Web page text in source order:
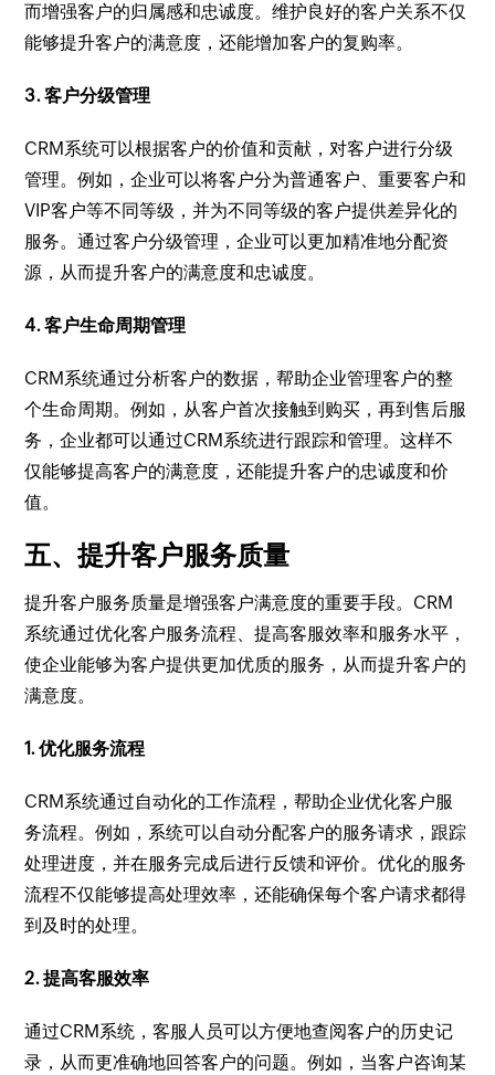
而增强客户的归属感和忠诚度。维护良好的客户关系不仅
能够提升客户的满意度，还能增加客户的复购率。
3. 客户分级管理
CRM系统可以根据客户的价值和贡献，对客户进行分级
管理。例如，企业可以将客户分为普通客户、重要客户和
VIP客户等不同等级，并为不同等级的客户提供差异化的
服务。通过客户分级管理，企业可以更加精准地分配资
源，从而提升客户的满意度和忠诚度。
4. 客户生命周期管理
CRM系统通过分析客户的数据，帮助企业管理客户的整
个生命周期。例如，从客户首次接触到购买，再到售后服
务，企业都可以通过CRM系统进行跟踪和管理。这样不
仅能够提高客户的满意度，还能提升客户的忠诚度和价
值。
五、提升客户服务质量
提升客户服务质量是增强客户满意度的重要手段。CRM
系统通过优化客户服务流程、提高客服效率和服务水平，
使企业能够为客户提供更加优质的服务，从而提升客户的
满意度。
1. 优化服务流程
CRM系统通过自动化的工作流程，帮助企业优化客户服
务流程。例如，系统可以自动分配客户的服务请求，跟踪
处理进度，并在服务完成后进行反馈和评价。优化的服务
流程不仅能够提高处理效率，还能确保每个客户请求都得
到及时的处理。
2. 提高客服效率
通过CRM系统，客服人员可以方便地查阅客户的历史记
录，从而更准确地回答客户的问题。例如，当客户咨询某